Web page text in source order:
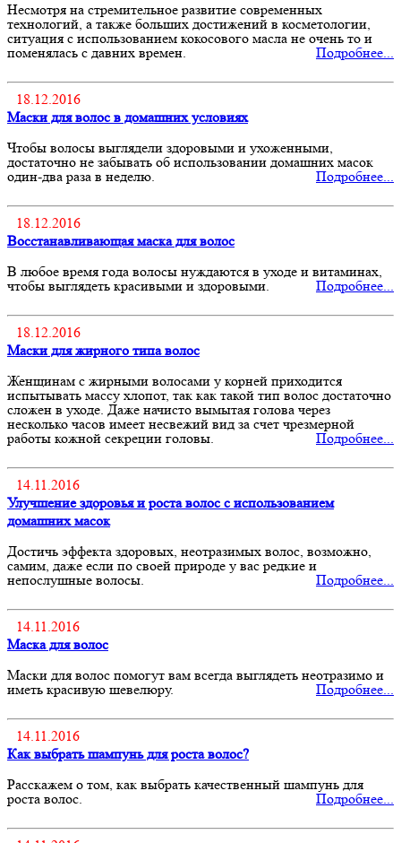
Несмотря на стремительное развитие современных
технологий, а также больших достижений в косметологии,
ситуация с использованием кокосового масла не очень то и
поменялась с давних времен.
Подробнее...
18.12.2016
Маски для волос в домашних условиях
Чтобы волосы выглядели здоровыми и ухоженными,
достаточно не забывать об использовании домашних масок
один-два раза в неделю.
Подробнее...
18.12.2016
Восстанавливающая маска для волос
В любое время года волосы нуждаются в уходе и витаминах,
чтобы выглядеть красивыми и здоровыми.
Подробнее...
18.12.2016
Маски для жирного типа волос
Женщинам с жирными волосами у корней приходится
испытывать массу хлопот, так как такой тип волос достаточно
сложен в уходе. Даже начисто вымытая голова через
несколько часов имеет несвежий вид за счет чрезмерной
работы кожной секреции головы.
Подробнее...
14.11.2016
Улучшение здоровья и роста волос с использованием
домашних масок
Достичь эффекта здоровых, неотразимых волос, возможно,
самим, даже если по своей природе у вас редкие и
непослушные волосы.
Подробнее...
14.11.2016
Маска для волос
Маски для волос помогут вам всегда выглядеть неотразимо и
иметь красивую шевелюру.
Подробнее...
14.11.2016
Как выбрать шампунь для роста волос?
Расскажем о том, как выбрать качественный шампунь для
роста волос.
Подробнее...